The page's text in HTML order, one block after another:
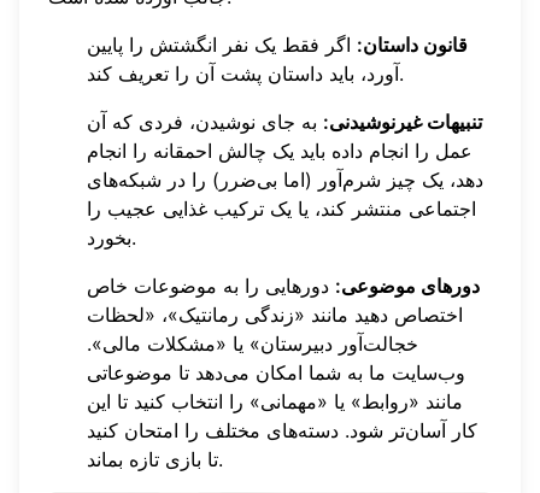
قانون داستان: اگر فقط یک نفر انگشتش را پایین
آورد، باید داستان پشت آن را تعریف کند.
تنبیهات غیرنوشیدنی: به جای نوشیدن، فردی که آن
عمل را انجام داده باید یک چالش احمقانه را انجام
دهد، یک چیز شرم‌آور (اما بی‌ضرر) را در شبکه‌های
اجتماعی منتشر کند، یا یک ترکیب غذایی عجیب را
بخورد.
دورهای موضوعی: دورهایی را به موضوعات خاص
اختصاص دهید مانند «زندگی رمانتیک»، «لحظات
خجالت‌آور دبیرستان» یا «مشکلات مالی».
وب‌سایت ما به شما امکان می‌دهد تا موضوعاتی
مانند «روابط» یا «مهمانی» را انتخاب کنید تا این
کار آسان‌تر شود. دسته‌های مختلف را امتحان کنید
تا بازی تازه بماند.